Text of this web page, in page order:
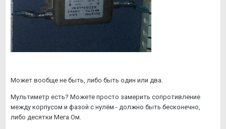
Может вообще не быть, либо быть один или два.
Мультиметр есть? Можете просто замерить сопротивление
между корпусом и фазой с нулём - должно быть бесконечно,
либо десятки Мега Ом.